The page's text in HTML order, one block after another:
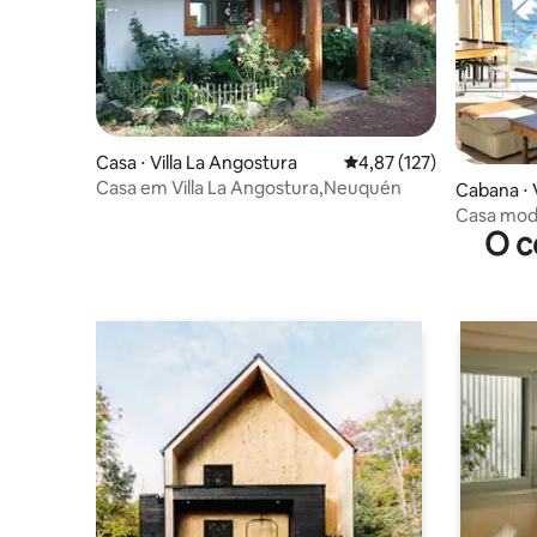
Casa ⋅ Villa La Angostura 4,87 de uma avaliação
4,87 (127)
Casa em Villa La Angostura,Neuquén
Cabana
Casa
para o
O